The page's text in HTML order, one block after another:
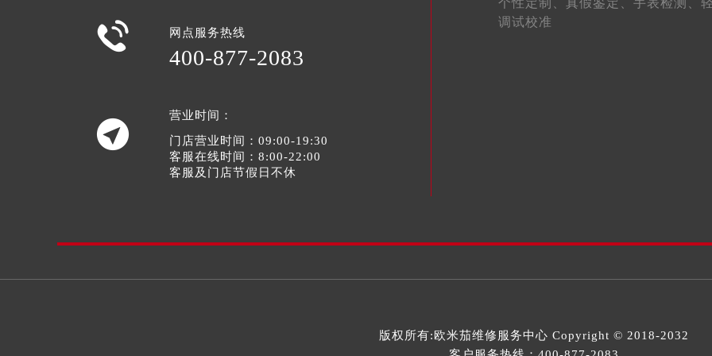
北京市东城区东长安街1号王府井东方广场W3座6层602室欧米茄售后服务中心（需提前预约）
河北省保定市竞秀区朝阳北大街北国先天下欧米茄售后服务中心（需提前预约）
内蒙古自治区阿拉善盟市左旗土尔扈特大街欧米茄售后服务中心（需提前预约）
内蒙古自治区赤峰市红山区哈达街欧米茄售后服务中心（需提前预约）
内蒙古自治区鄂尔多斯市东胜区伊金霍洛街欧米茄售后服务中心（需提前预约）
内蒙古自治区呼伦贝尔市海拉尔区中央街欧米茄售后服务中心（需提前预约）
内蒙古自治区兴安盟市乌兰浩特市兴安大街欧米茄售后服务中心（需提前预约）
山西省晋中市榆次区顺城街欧米茄售后服务中心（需提前预约）
 网点服务热线
400-877-2083

营业时间：
门店营业时间：09:00-19:30
客服在线时间：8:00-22:00
客服及门店节假日不休
个性定制、 真假鉴定、 手表检测、
调试校准
版权所有: 欧米茄维修服务中心 Copyright © 2018-2032